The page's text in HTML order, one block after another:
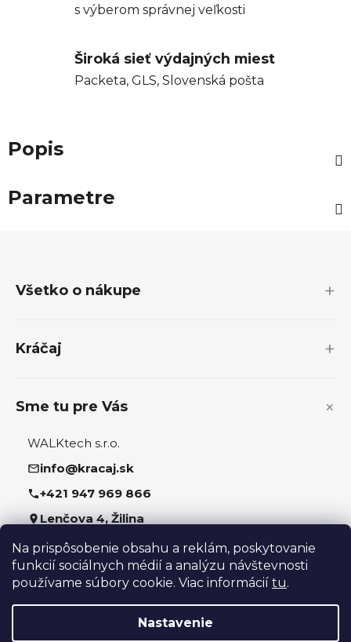
Na prispôsobenie obsahu a reklám, poskytovanie
funkcií sociálnych médií a analýzu návštevnosti
používame súbory cookie. Viac informácií tu.
Nastavenie
s výberom správnej veľkosti
Široká sieť výdajných miest
Packeta, GLS, Slovenská pošta
Popis
Parametre
Všetko o nákupe
Kráčaj
Sme tu pre Vás
WALKtech s.r.o.
info@kracaj.sk
+421 947 969 866
Lenčova 4, Žilina
Sledujte nás